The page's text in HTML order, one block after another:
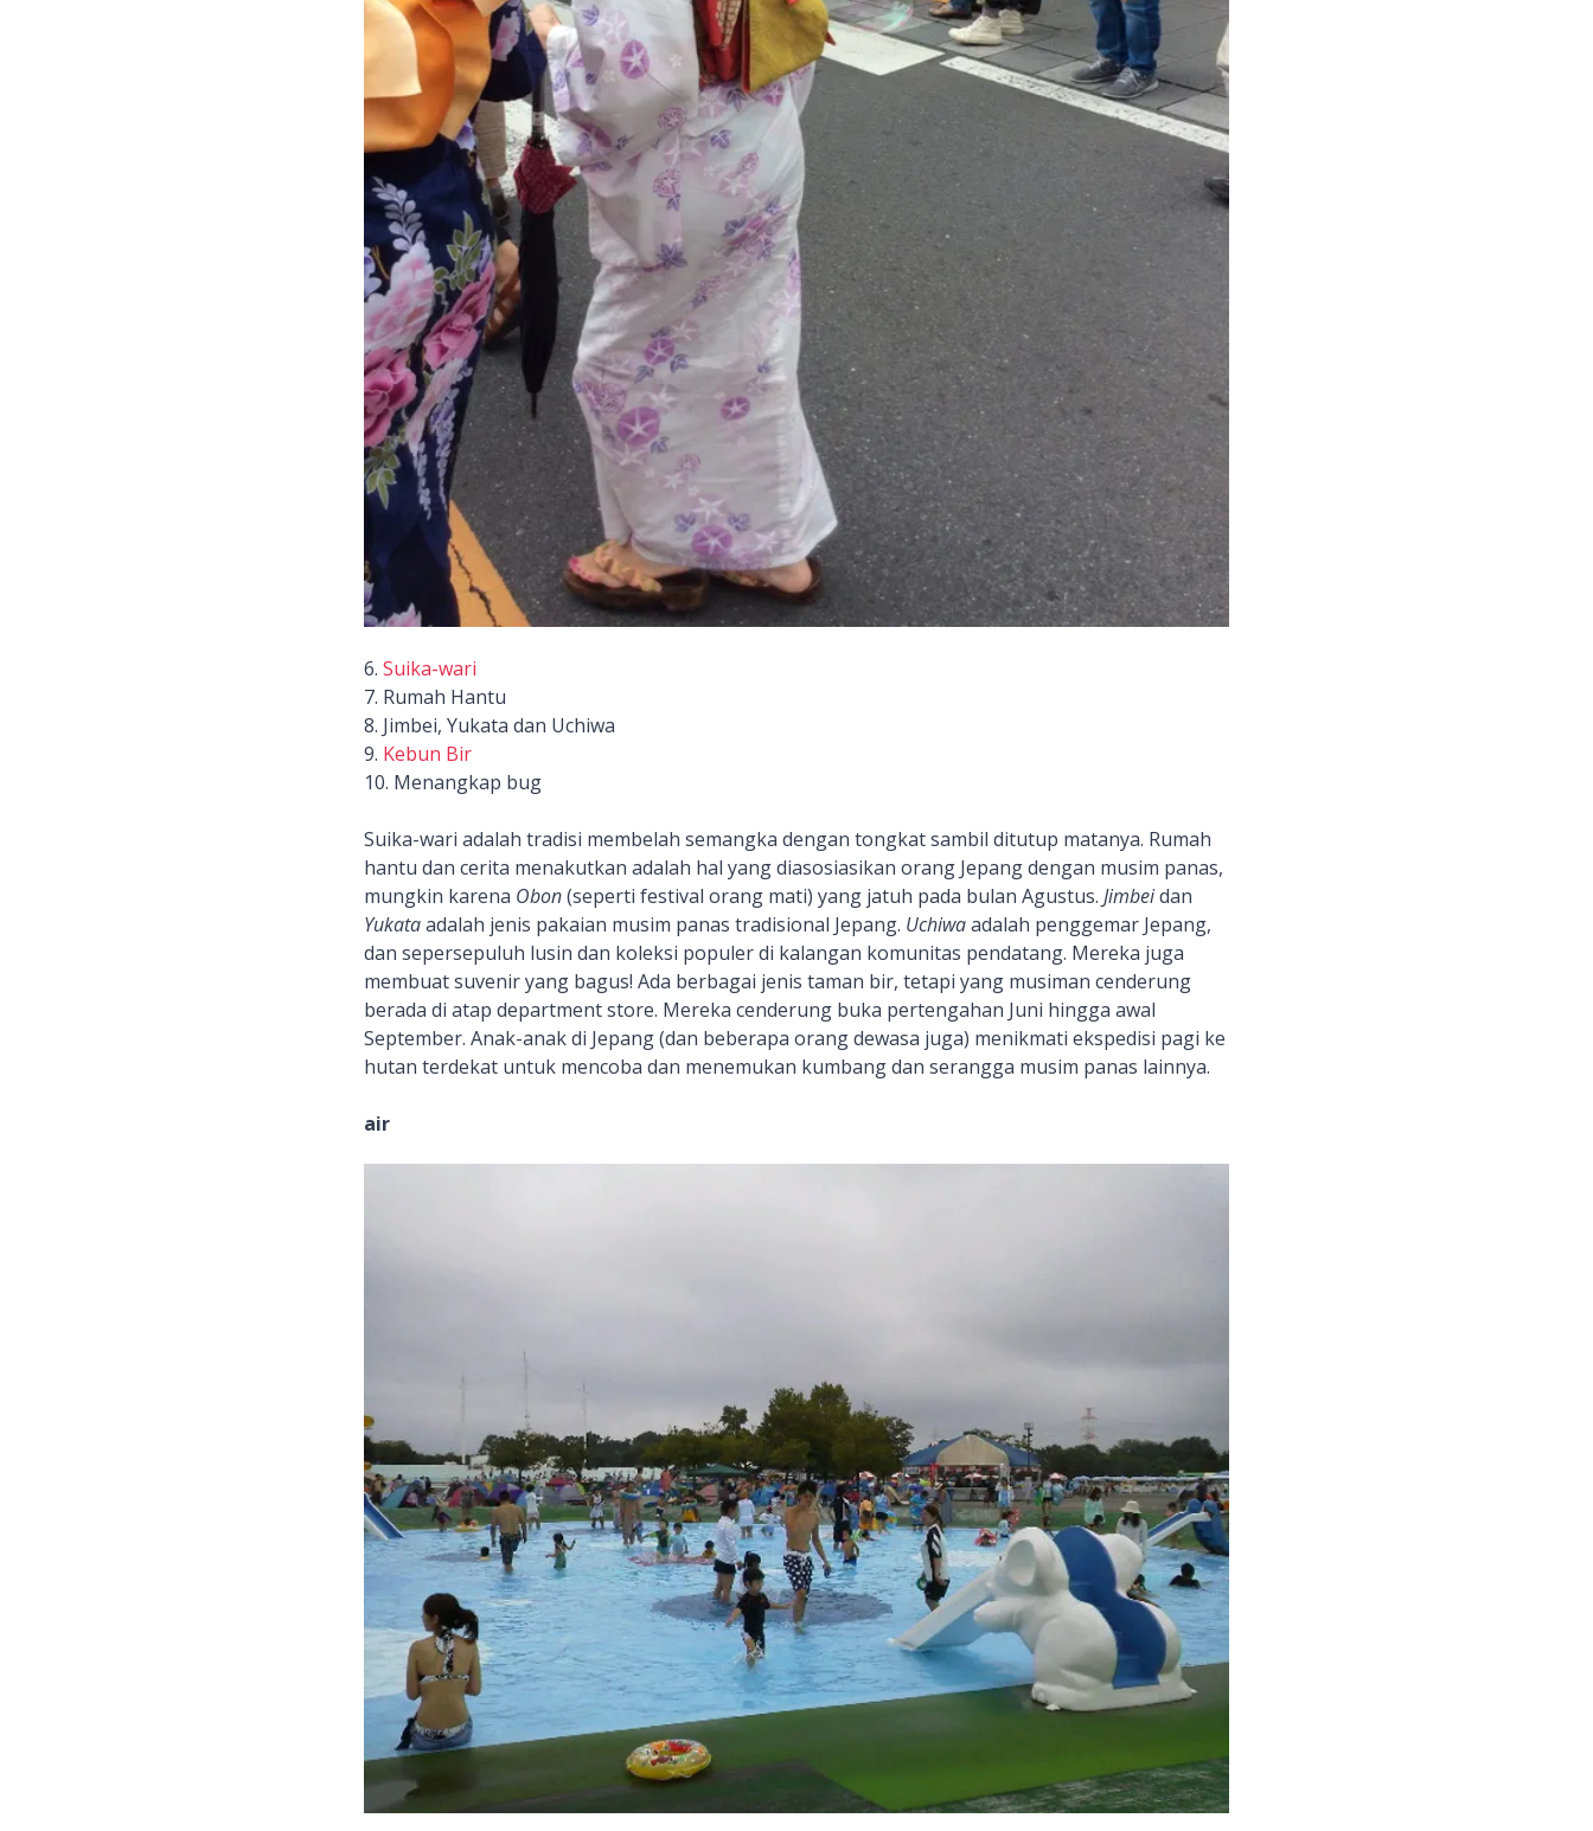
6. Suika-wari
7. Rumah Hantu
8. Jimbei, Yukata dan Uchiwa
9. Kebun Bir
10. Menangkap bug
Suika-wari adalah tradisi membelah semangka dengan tongkat sambil ditutup matanya. Rumah
hantu dan cerita menakutkan adalah hal yang diasosiasikan orang Jepang dengan musim panas,
mungkin karena Obon(seperti festival orang mati) yang jatuh pada bulan Agustus. Jimbeidan
Yukataadalah jenis pakaian musim panas tradisional Jepang. Uchiwaadalah penggemar Jepang,
dan sepersepuluh lusin dan koleksi populer di kalangan komunitas pendatang. Mereka juga
membuat suvenir yang bagus! Ada berbagai jenis taman bir, tetapi yang musiman cenderung
berada di atap department store. Mereka cenderung buka pertengahan Juni hingga awal
September. Anak-anak di Jepang (dan beberapa orang dewasa juga) menikmati ekspedisi pagi ke
hutan terdekat untuk mencoba dan menemukan kumbang dan serangga musim panas lainnya.
air